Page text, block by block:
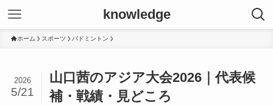
knowledge
ホーム スポーツ バドミントン
山口茜のアジア大会2026｜代表候
補・戦績・見どころ
2026
5/21